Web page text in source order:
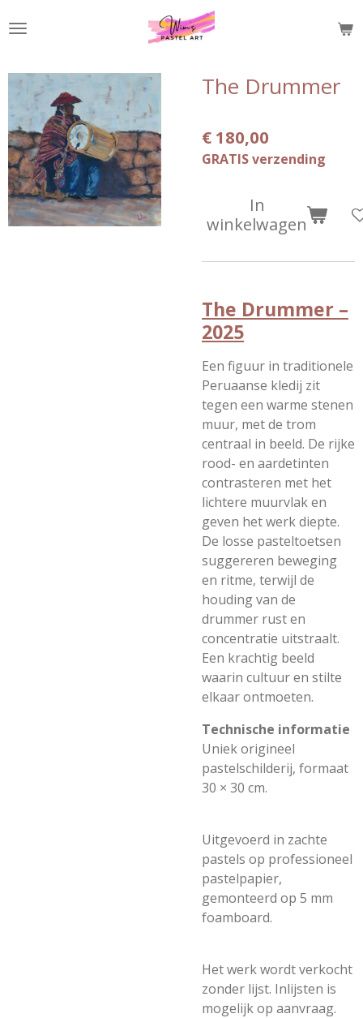
direct
de
hoofdinhoud
The Drummer
€ 180,00
GRATIS verzending
In
winkelwagen
The Drummer –
2025
Een figuur in traditionele
Peruaanse kledij zit
tegen een warme stenen
muur, met de trom
centraal in beeld. De rijke
rood- en aardetinten
contrasteren met het
lichtere muurvlak en
geven het werk diepte.
De losse pasteltoetsen
suggereren beweging
en ritme, terwijl de
houding van de
drummer rust en
concentratie uitstraalt.
Een krachtig beeld
waarin cultuur en stilte
elkaar ontmoeten.
Technische informatie
Uniek origineel
pastelschilderij, formaat
30 × 30 cm.
Uitgevoerd in zachte
pastels op professioneel
pastelpapier,
gemonteerd op 5 mm
foamboard.
Het werk wordt verkocht
zonder lijst. Inlijsten is
mogelijk op aanvraag.